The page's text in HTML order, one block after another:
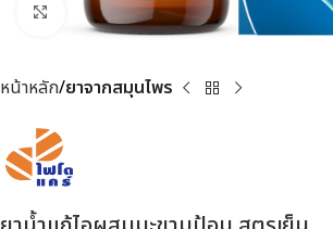
Click to enlarge
หน้าหลัก ยาจากสมุนไพร